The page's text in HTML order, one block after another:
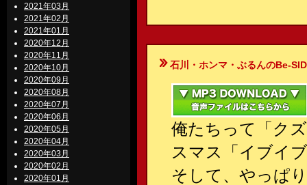
2021年03月
2021年02月
2021年01月
2020年12月
2020年11月
2020年10月
2020年09月
2020年08月
2020年07月
2020年06月
2020年05月
2020年04月
2020年03月
2020年02月
2020年01月
石川・ホンマ・ぶるんのBe-
俺たちって「ク
スマス「イブイ
そして、やっぱ